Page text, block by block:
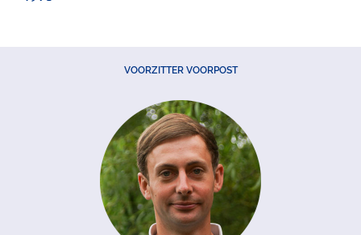
VOORZITTER VOORPOST